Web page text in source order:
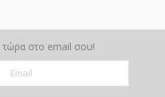
τώρα στο email σου!